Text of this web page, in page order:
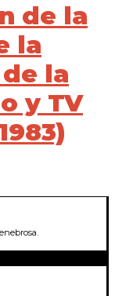
de la
la
la
y TV